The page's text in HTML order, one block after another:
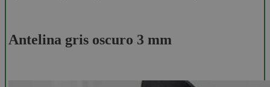
Antelina gris oscuro 3 mm